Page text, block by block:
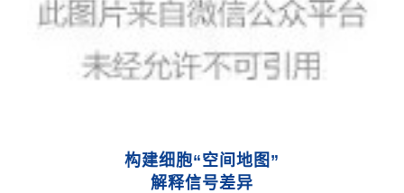
构建细胞“空间地图”
解释信号差异